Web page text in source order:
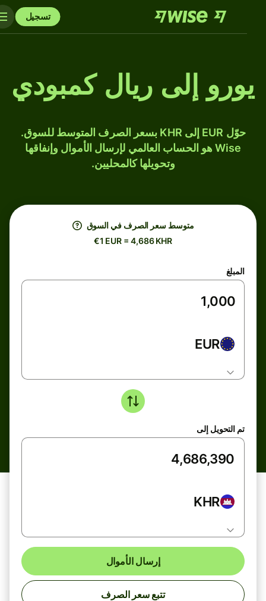
تسجيل
يورو إلى ريال كمبودي
حوّل EUR إلى KHR بسعر الصرف المتوسط للسوق.
Wise هو الحساب العالمي لإرسال الأموال وإنفاقها
وتحويلها كالمحليين.
متوسط ​​سعر الصرف في السوق
€1 EUR = 4,686 KHR
المبلغ
EUR
تم التحويل إلى
KHR
إرسال الأموال
تتبع سعر الصرف